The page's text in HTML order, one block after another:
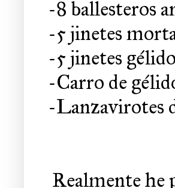
-8 ballesteros
-5 jinetes
-5 jinetes
-Carro de
-Lanzavirotes
Realmente he